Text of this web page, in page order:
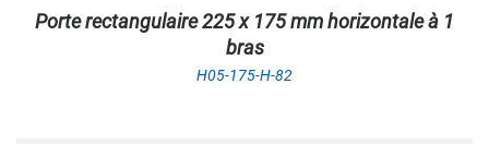
Porte rectangulaire 225 x 175 mm horizontale à 1
bras
H05-175-H-82